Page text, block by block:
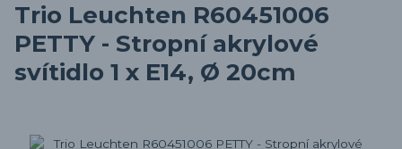
Trio Leuchten R60451006
PETTY - Stropní akrylové
svítidlo 1 x E14, Ø 20cm